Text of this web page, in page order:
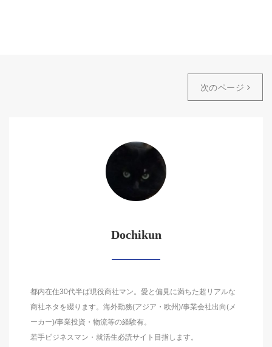
次のページ
Dochikun
都内在住30代半ば現役商社マン。愛と偏見に満ちた超リアルな
商社ネタを綴ります。海外勤務(アジア・欧州)/事業会社出向(メ
ーカー)/事業投資・物流等の経験有。
若手ビジネスマン・就活生必読サイト目指します。